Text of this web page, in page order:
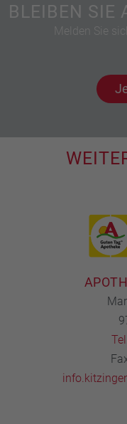
BLEIBEN SIE
Melden Sie